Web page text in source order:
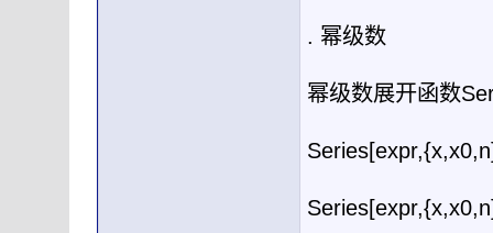
. 幂级数
幂级数展开函数